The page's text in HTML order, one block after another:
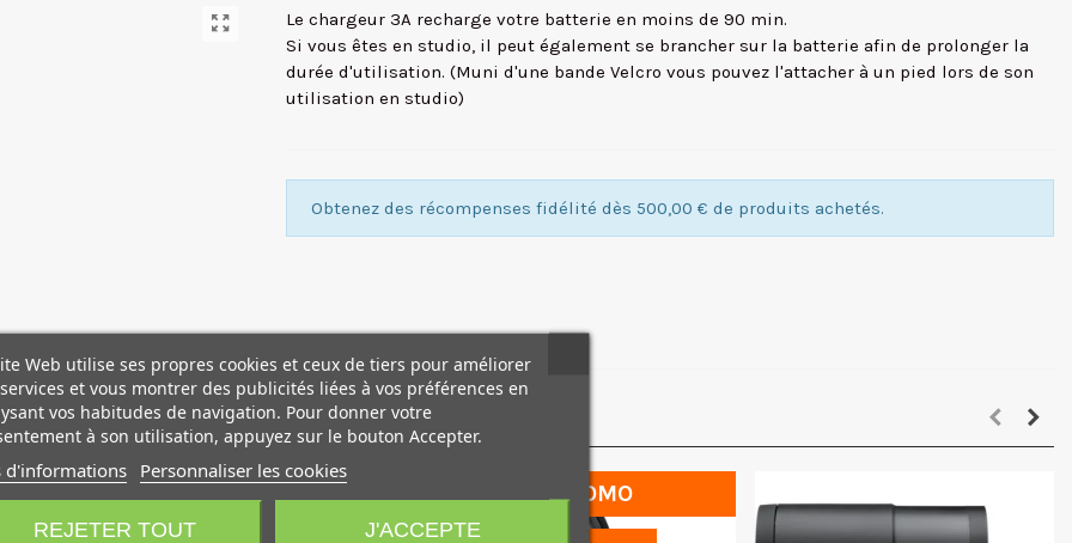
Le chargeur 3A recharge votre batterie en moins de 90 min.
Si vous êtes en studio, il peut également se brancher sur la batterie afin de prolonger la
durée d'utilisation. (Muni d'une bande Velcro vous pouvez l'attacher à un pied lors de son
utilisation en studio)
Obtenez des récompenses fidélité dès 500,00 € de produits achetés.
PROMO
Web utilise ses propres cookies et ceux de tiers pour améliorer
et vous montrer des publicités liées à vos préférences en
vos habitudes de navigation. Pour donner votre
à son utilisation, appuyez sur le bouton Accepter.
d'informations Personnaliser les cookies
REJETER TOUT J'ACCEPTE